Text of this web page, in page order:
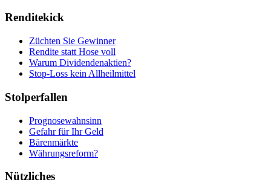
Renditekick
Züchten Sie Gewinner
Rendite statt Hose voll
Warum Dividendenaktien?
Stop-Loss kein Allheilmittel
Stolperfallen
Prognosewahnsinn
Gefahr für Ihr Geld
Bärenmärkte
Währungsreform?
Nützliches